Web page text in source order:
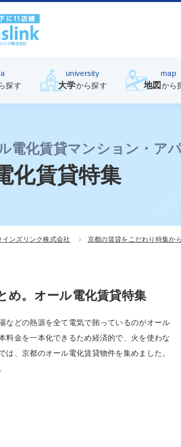
探す
university
大学から探す
map
地図 から
電化賃貸マンション・ア
化賃貸特集
ンズリンク株式会社 京都の賃貸をこだわり特集か
め。オール電化賃貸特集
などの熱源を全て電気で賄っているのがオール
料金を一本化できるため経済的で、火を使わな
は、京都のオール電化賃貸物件を集めました。